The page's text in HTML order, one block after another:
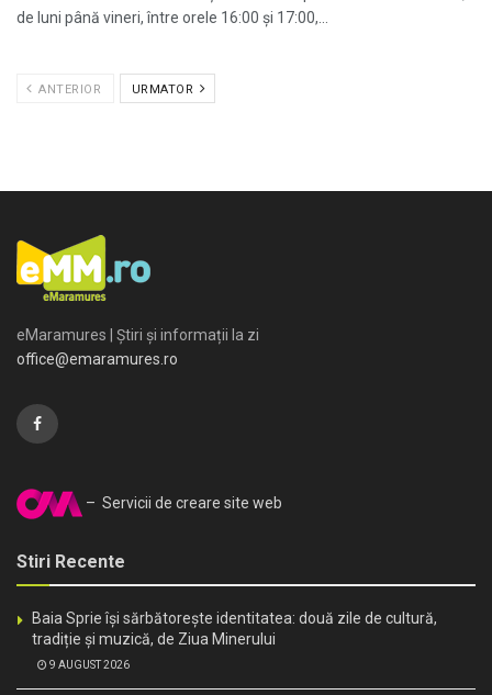
de luni până vineri, între orele 16:00 și 17:00,...
ANTERIOR URMATOR
eMaramures | Știri și informații la zi
office@emaramures.ro
– Servicii de creare site web
Stiri Recente
Baia Sprie își sărbătorește identitatea: două zile de cultură,
tradiție și muzică, de Ziua Minerului
9 AUGUST 2026